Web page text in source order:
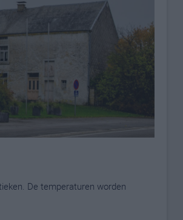
De temperaturen worden